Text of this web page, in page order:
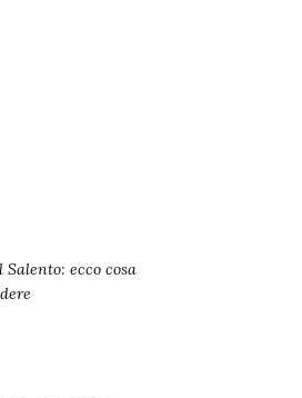
ecco cosa